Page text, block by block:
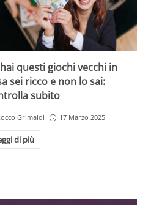
questi giochi vecchi in
sei ricco e non lo sai:
subito
Grimaldi 17 Marzo 2025
di più